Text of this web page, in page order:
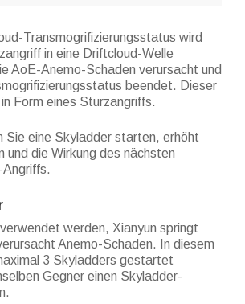
Transmogrifizierungsstatus wird
in eine Driftcloud-Welle
AoE-Anemo-Schaden verursacht und
beendet. Dieser
Form eines Sturzangriffs.
Sie eine Skyladder starten, erhöht
und die Wirkung des nächsten
Angriffs.
werden, Xianyun springt
Anemo-Schaden. In diesem
3 Skyladders gestartet
Gegner einen Skyladder-